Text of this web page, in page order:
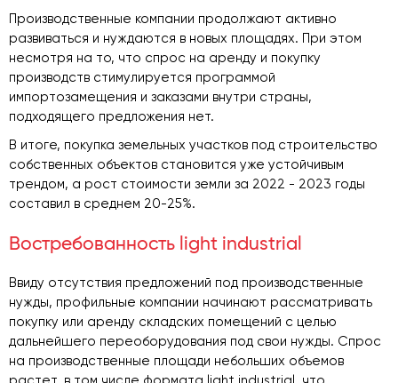
Производственные компании продолжают активно
развиваться и нуждаются в новых площадях. При этом
несмотря на то, что спрос на аренду и покупку
производств стимулируется программой
импортозамещения и заказами внутри страны,
подходящего предложения нет.
В итоге, покупка земельных участков под строительство
собственных объектов становится уже устойчивым
трендом, а рост стоимости земли за 2022 - 2023 годы
составил в среднем 20-25%.
Востребованность light industrial
Ввиду отсутствия предложений под производственные
нужды, профильные компании начинают рассматривать
покупку или аренду складских помещений с целью
дальнейшего переоборудования под свои нужды. Спрос
на производственные площади небольших объемов